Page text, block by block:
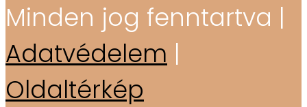
Minden jog fenntartva |
Adatvédelem |
Oldaltérkép